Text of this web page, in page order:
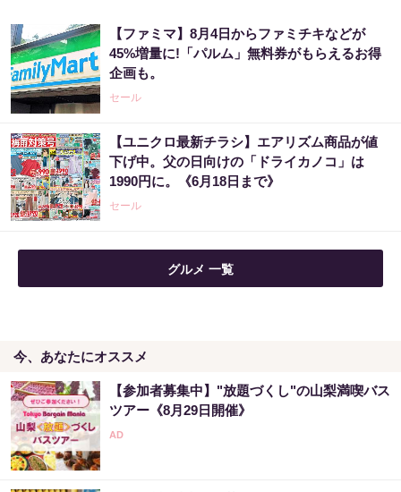
【ファミマ】8月4日からファミチキなどが
45%増量に!「パルム」無料券がもらえるお得
企画も。
セール
【ユニクロ最新チラシ】エアリズム商品が値
下げ中。父の日向けの「ドライカノコ」は
1990円に。《6月18日まで》
セール
グルメ 一覧
今、あなたにオススメ
【参加者募集中】"放題づくし"の山梨満喫バス
ツアー《8月29日開催》